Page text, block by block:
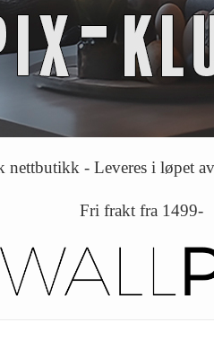
nettbutikk - Leveres i løpet
Fri frakt fra 1499-